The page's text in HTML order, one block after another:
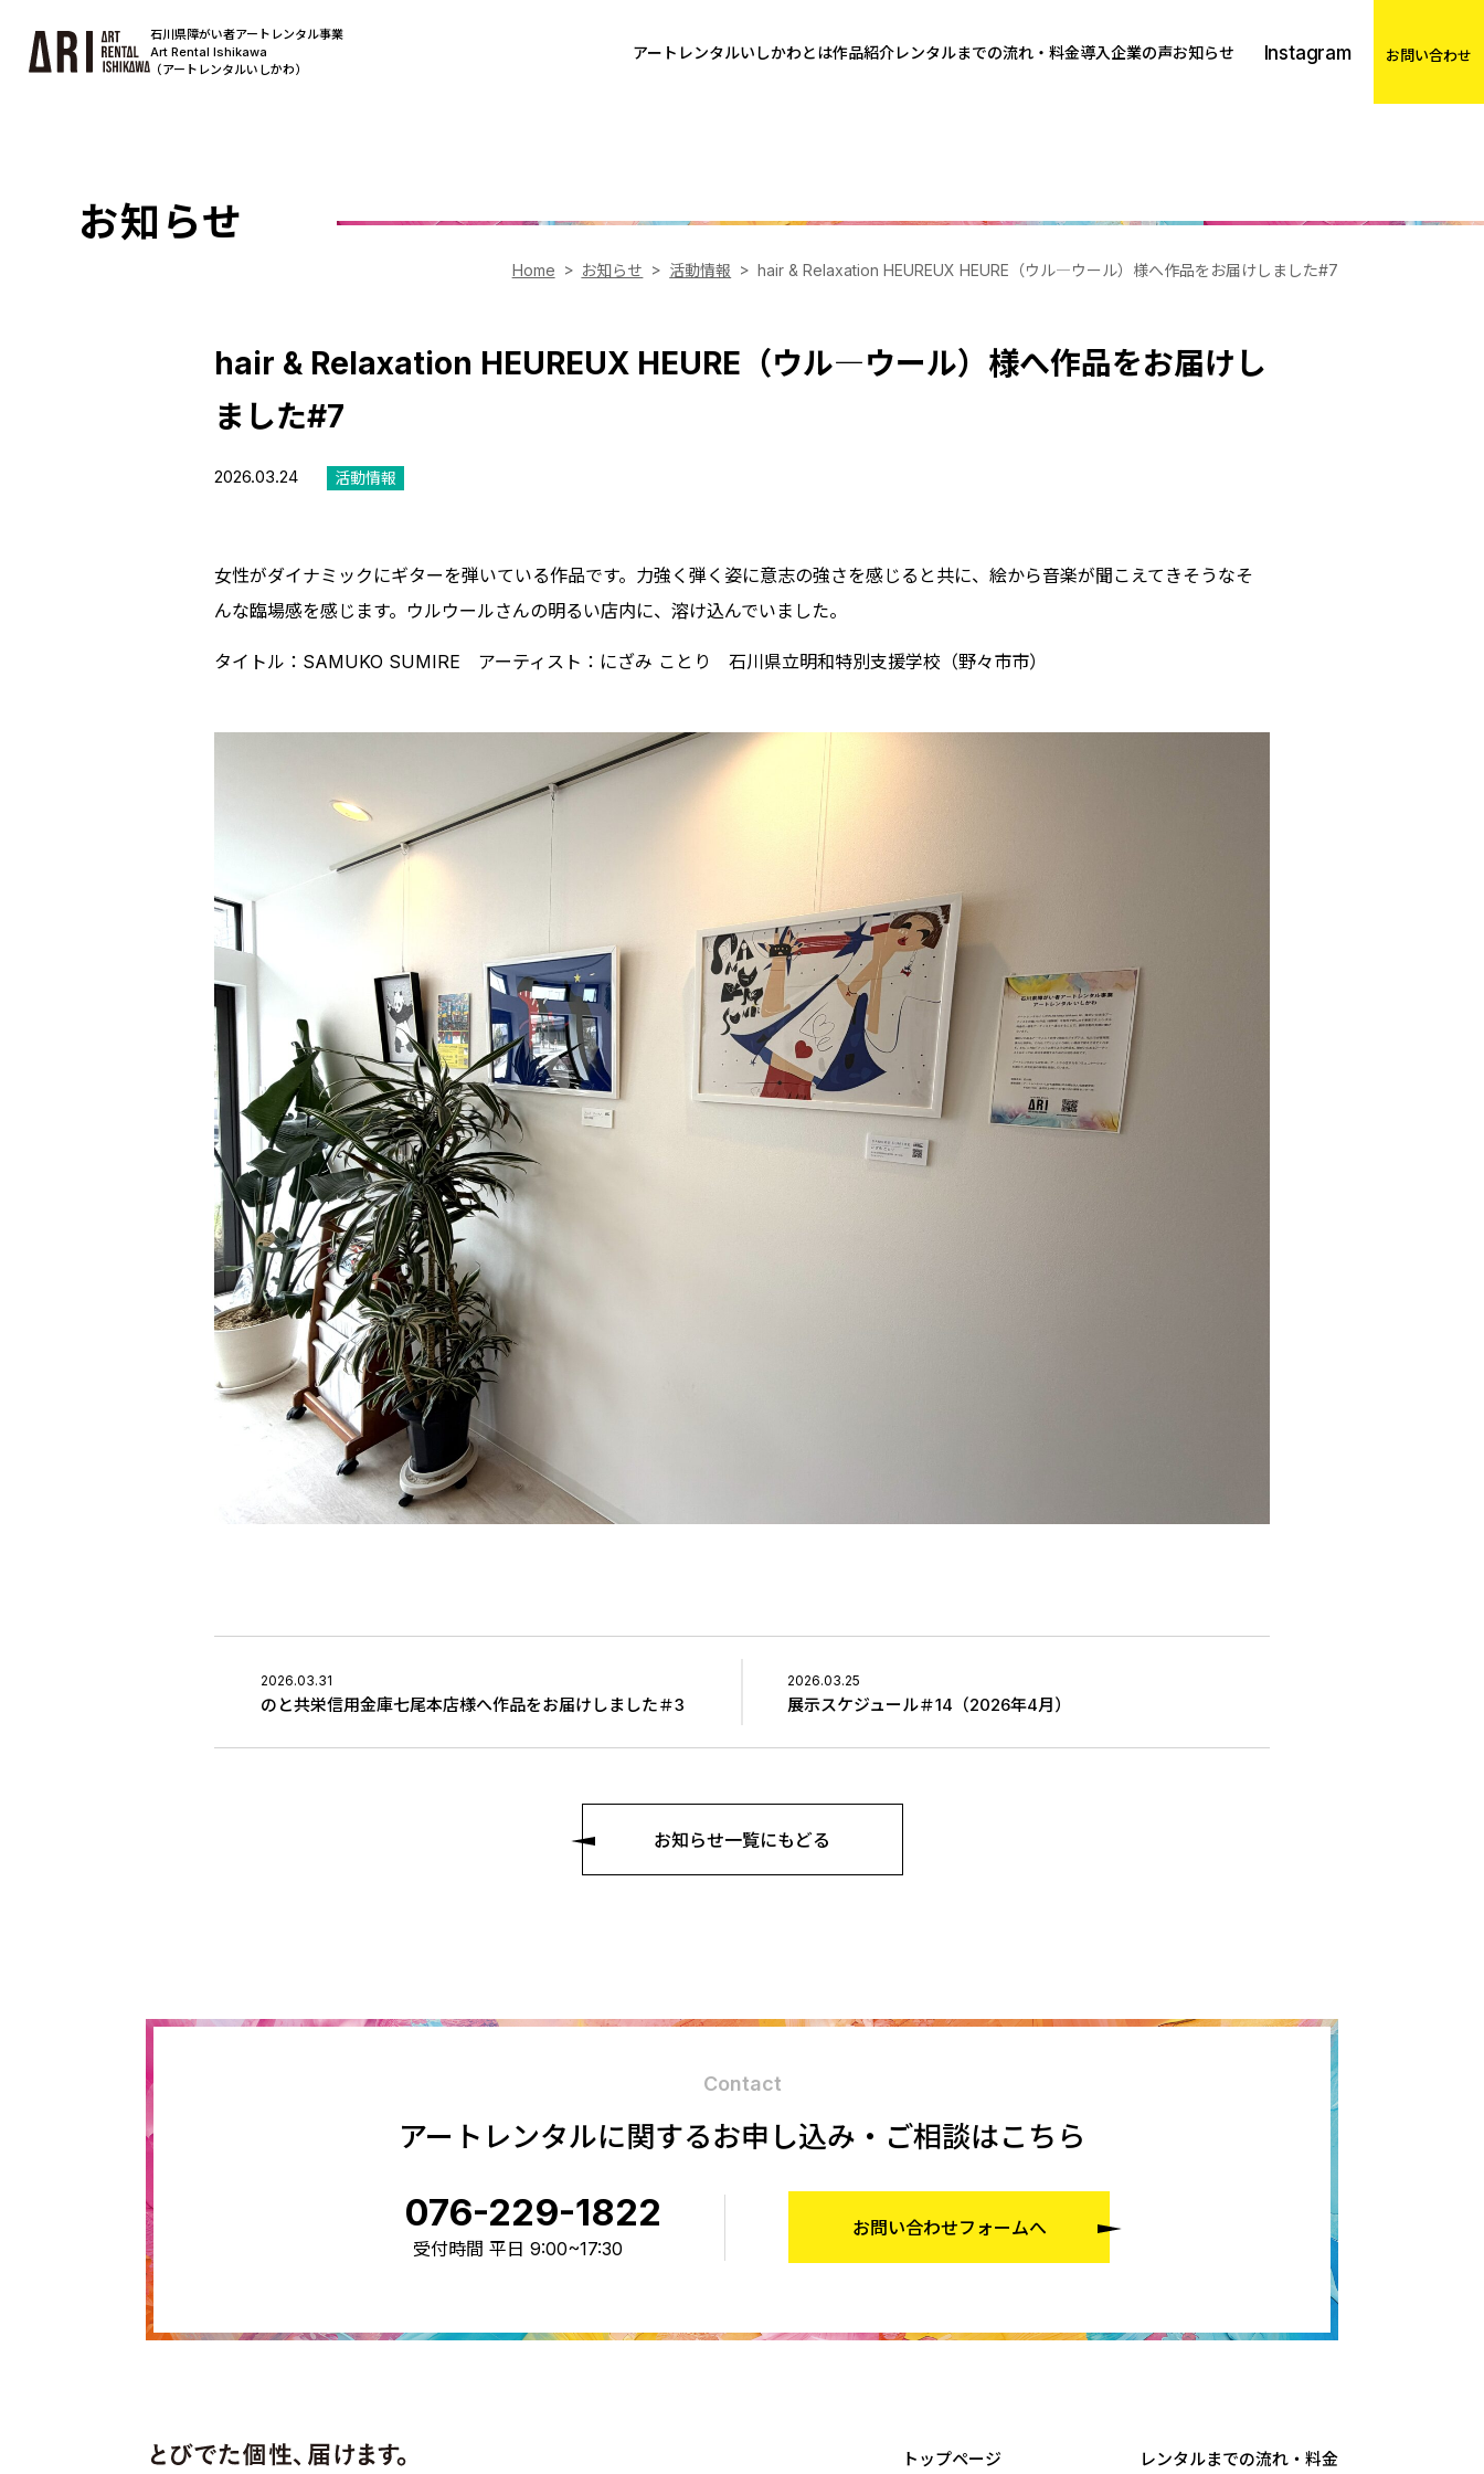
石川県障がい者アートレンタル事業
Art Rental Ishikawa
（アートレンタルいしかわ）
アートレンタルいしかわとは作品紹介レンタルまでの流れ・料金導入企業の声お知らせ Instagram お問い合わせ
お知らせ
Home お知らせ 活動情報 hair & Relaxation HEUREUX HEURE（ウル―ウール）様へ作品をお届けしました#7
hair & Relaxation HEUREUX HEURE（ウル―ウール）様へ作品をお届けし
ました#7
2026.03.24 活動情報
女性がダイナミックにギターを弾いている作品です。力強く弾く姿に意志の強さを感じると共に、絵から音楽が聞こえてきそうなそ
んな臨場感を感じます。ウルウールさんの明るい店内に、溶け込んでいました。
タイトル：SAMUKO SUMIRE アーティスト：にざみ ことり 石川県立明和特別支援学校（野々市市）
2026.03.31
のと共栄信用金庫七尾本店様へ作品をお届けしました＃3
2026.03.25
展示スケジュール＃14（2026年4月）
お知らせ一覧にもどる
Contact
アートレンタルに関するお申し込み・ご相談はこちら
076-229-1822
受付時間 平日 9:00~17:30
お問い合わせフォームへ
トップページ レンタルまでの流れ・料金